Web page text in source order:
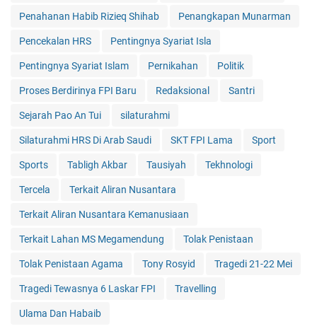
Penahanan Habib Rizieq Shihab Penangkapan Munarman
Pencekalan HRS Pentingnya Syariat Isla
Pentingnya Syariat Islam Pernikahan Politik
Proses Berdirinya FPI Baru Redaksional Santri
Sejarah Pao An Tui silaturahmi
Silaturahmi HRS Di Arab Saudi SKT FPI Lama Sport
Sports Tabligh Akbar Tausiyah Tekhnologi
Tercela Terkait Aliran Nusantara
Terkait Aliran Nusantara Kemanusiaan
Terkait Lahan MS Megamendung Tolak Penistaan
Tolak Penistaan Agama Tony Rosyid Tragedi 21-22 Mei
Tragedi Tewasnya 6 Laskar FPI Travelling
Ulama Dan Habaib